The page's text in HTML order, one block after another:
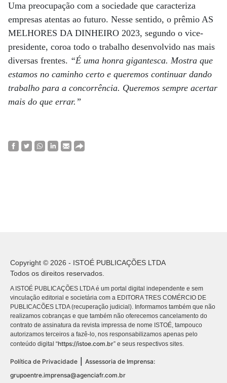
Uma preocupação com a sociedade que caracteriza
empresas atentas ao futuro. Nesse sentido, o prêmio AS
MELHORES DA DINHEIRO 2023, segundo o vice-
presidente, coroa todo o trabalho desenvolvido nas mais
diversas frentes. “É uma honra gigantesca. Mostra que
estamos no caminho certo e queremos continuar dando
trabalho para a concorrência. Queremos sempre acertar
mais do que errar.”
Copyright © 2026 - ISTOÉ PUBLICAÇÕES LTDA
Todos os direitos reservados.
A ISTOÉ PUBLICAÇÕES LTDA é um portal digital independente e sem
vinculação editorial e societária com a EDITORA TRES COMÉRCIO DE
PUBLICACÕES LTDA (recuperação judicial). Informamos também que não
realizamos cobranças e que também não oferecemos cancelamento do
contrato de assinatura da revista impressa de nome ISTOÉ, tampouco
autorizamos terceiros a fazê-lo, nos responsabilizamos apenas pelo
conteúdo digital “https://istoe.com.br” e seus respectivos sites.
Política de Privacidade
Assessoria de Imprensa:
grupoentre.imprensa@agenciafr.com.br